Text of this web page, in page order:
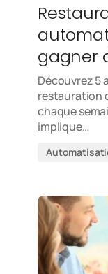
gagner
Découvrez 5
restauration
chaque
implique…